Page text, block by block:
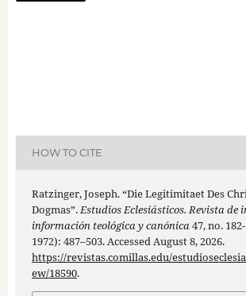
HOW TO CITE
Ratzinger, Joseph. “Die Legitimitaet Des
Dogmas”.Estudios Eclesiásticos. Revista de
información teológica y canónica47, no.
1972): 487–503. Accessed August 8, 2026.
https://revistas.comillas.edu/
ew/18590.